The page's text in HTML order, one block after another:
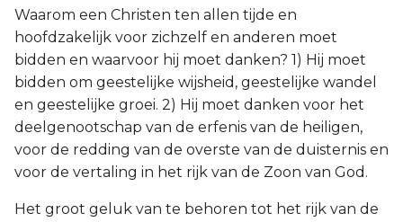
Waarom een Christen ten allen tijde en
hoofdzakelijk voor zichzelf en anderen moet
bidden en waarvoor hij moet danken? 1) Hij moet
bidden om geestelijke wijsheid, geestelijke wandel
en geestelijke groei. 2) Hij moet danken voor het
deelgenootschap van de erfenis van de heiligen,
voor de redding van de overste van de duisternis en
voor de vertaling in het rijk van de Zoon van God.
Het groot geluk van te behoren tot het rijk van de